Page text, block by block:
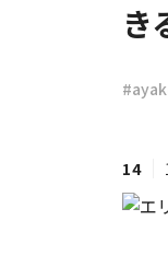
#ワンオペ
き
14